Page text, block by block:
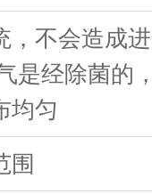
，不会造成
是经除菌的
均匀
围